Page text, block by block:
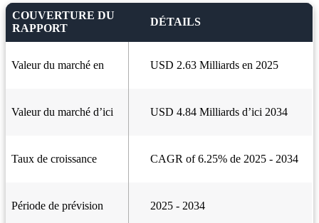
COUVERTURE DU
RAPPORT
DÉTAILS
Valeur du marché en USD 2.63 Milliards en 2025
Valeur du marché d’ici USD 4.84 Milliards d’ici 2034
Taux de croissance CAGR of 6.25% de 2025 - 2034
Période de prévision 2025 - 2034